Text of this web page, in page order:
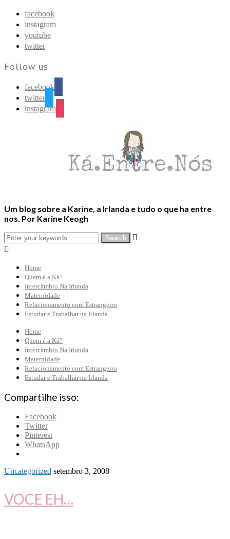
facebook
instagram
youtube
twitter
Follow us
facebook
twitter
instagram
Um blog sobre a Karine, a Irlanda e tudo o que ha entre
nos. Por Karine Keogh


Home
Quem é a Ká?
Intercâmbio Na Irlanda
Maternidade
Relacionamento com Estrangeiro
Estudar e Trabalhar na Irlanda
Home
Quem é a Ká?
Intercâmbio Na Irlanda
Maternidade
Relacionamento com Estrangeiro
Estudar e Trabalhar na Irlanda
Compartilhe isso:
Facebook
Twitter
Pinterest
WhatsApp
Uncategorized setembro 3, 2008
VOCE EH…